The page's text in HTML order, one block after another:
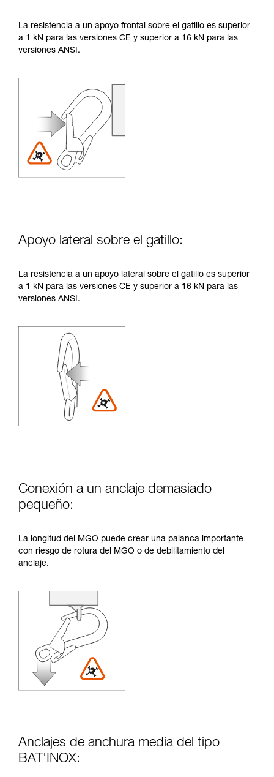
La resistencia a un apoyo frontal sobre el gatillo es superior
a 1 kN para las versiones CE y superior a 16 kN para las
versiones ANSI.
Apoyo lateral sobre el gatillo:
La resistencia a un apoyo lateral sobre el gatillo es superior
a 1 kN para las versiones CE y superior a 16 kN para las
versiones ANSI.
Conexión a un anclaje demasiado
pequeño:
La longitud del MGO puede crear una palanca importante
con riesgo de rotura del MGO o de debilitamiento del
anclaje.
Anclajes de anchura media del tipo
BAT'INOX: